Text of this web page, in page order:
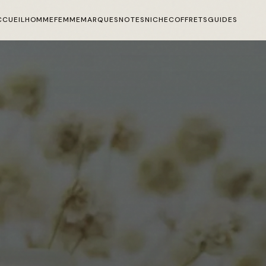
HOMMEFEMMEMARQUESNOTESNICHECOFFRETSGUIDES